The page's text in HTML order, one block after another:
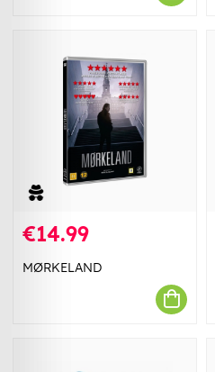
€14.99
MØRKELAND